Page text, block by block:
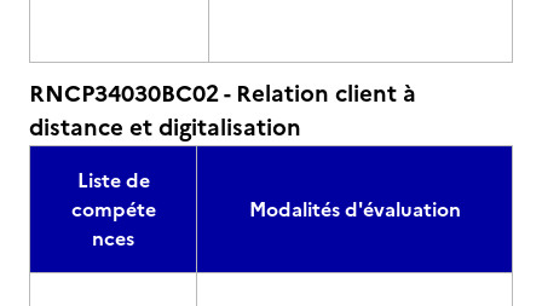
RNCP34030BC02 - Relation client à
distance et digitalisation
Liste de
compéte
nces
Modalités d'évaluation